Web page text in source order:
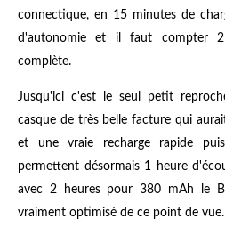
connectique, en 15 minutes de
d'autonomie et il faut compter
complète.
Jusqu'ici c'est le seul petit
casque de très belle facture qui
et une vraie recharge rapide
permettent désormais 1 heure
avec 2 heures pour 380 mAh le
vraiment optimisé de ce point de vue.